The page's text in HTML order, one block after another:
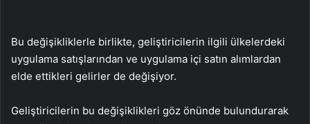
Bu değişikliklerle birlikte, geliştiricilerin ilgili ülkelerdeki
uygulama satışlarından ve uygulama içi satın alımlardan
elde ettikleri gelirler de değişiyor.
Geliştiricilerin bu değişiklikleri göz önünde bulundurarak